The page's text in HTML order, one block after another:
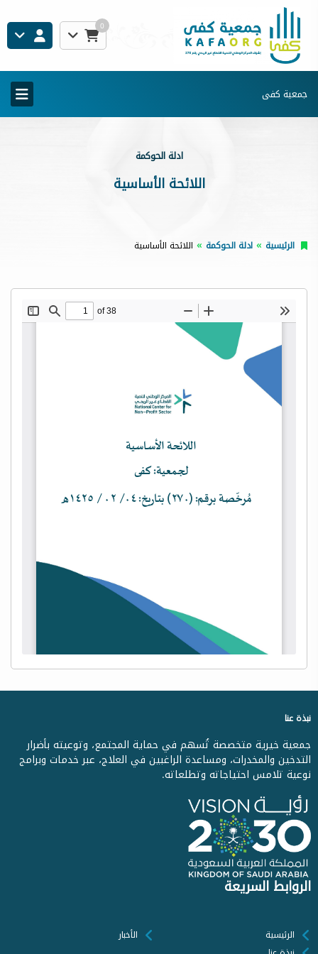
0
جمعية كفى
ادلة الحوكمة
اللائحة الأساسية
الرئيسية ادلة الحوكمة اللائحة الأساسية
نبذة عنا
جمعية خيرية متخصصة تُسهم في حماية المجتمع، وتوعيته بأضرار
التدخين والمخدرات، ومساعدة الراغبين في العلاج، عبر خدمات وبرامج
نوعية تلامس احتياجاته وتطلعاته.
الروابط السريعة
الرئيسية
الأخبار